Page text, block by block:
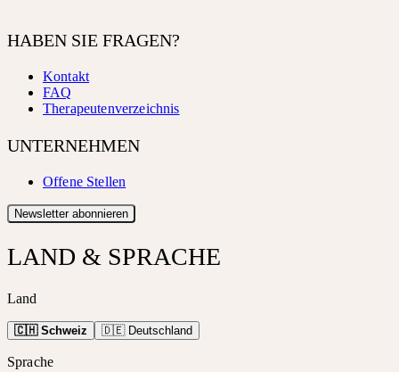
HABEN SIE FRAGEN?
Kontakt
FAQ
Therapeutenverzeichnis
UNTERNEHMEN
Offene Stellen
Newsletter abonnieren
LAND & SPRACHE
Land
🇨🇭 Schweiz 🇩🇪 Deutschland
Sprache